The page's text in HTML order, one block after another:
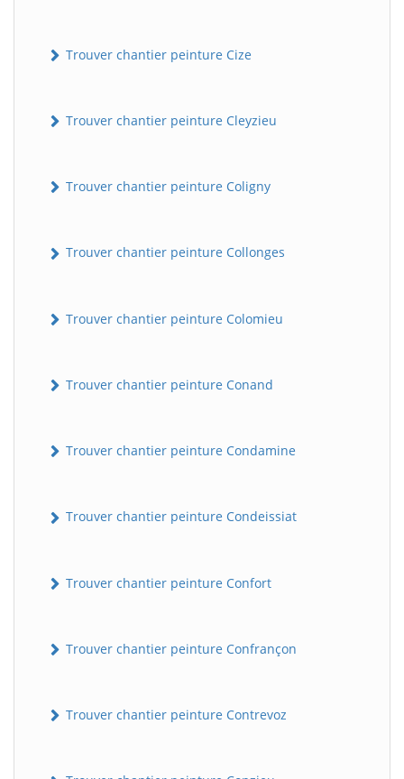
Trouver chantier peinture Cize
Trouver chantier peinture Cleyzieu
Trouver chantier peinture Coligny
Trouver chantier peinture Collonges
Trouver chantier peinture Colomieu
Trouver chantier peinture Conand
Trouver chantier peinture Condamine
Trouver chantier peinture Condeissiat
Trouver chantier peinture Confort
Trouver chantier peinture Confrançon
Trouver chantier peinture Contrevoz
BatiWebPro